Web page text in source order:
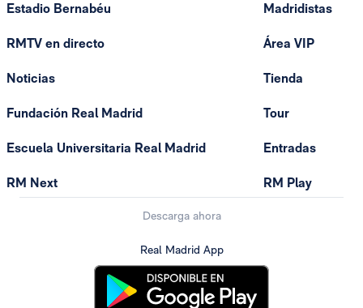
Estadio Bernabéu
RMTV en directo
Noticias
Fundación Real Madrid
Escuela Universitaria Real Madrid
RM Next
Madridistas
Área VIP
Tienda
Tour
Entradas
RM Play
Descarga ahora
Real Madrid App